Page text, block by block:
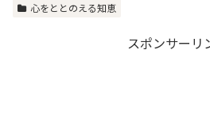
心をととのえる知恵
スポンサーリ